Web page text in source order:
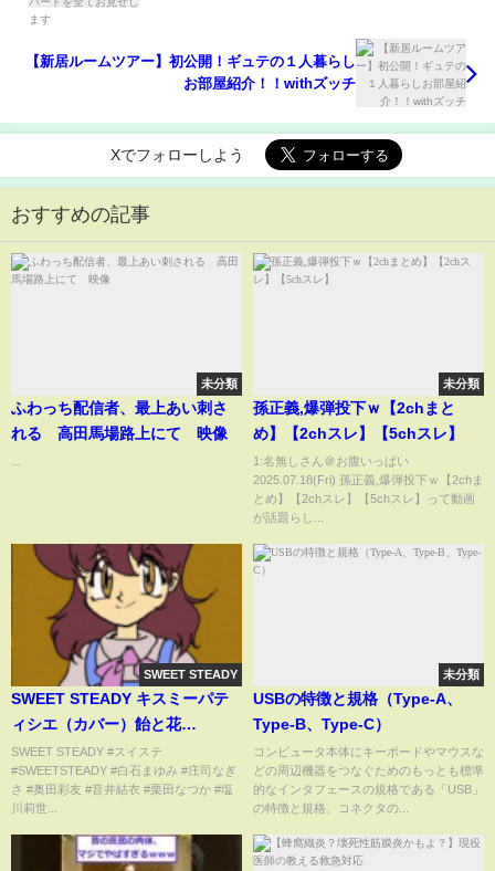
【新居ルームツアー】初公開！ギュテの１人暮らし
お部屋紹介！！withズッチ
Xでフォローしよう
おすすめの記事
未分類
ふわっち配信者、最上あい刺さ
れる 高田馬場路上にて 映像
未分類
孫正義,爆弾投下ｗ【2chまと
め】【2chスレ】【5chスレ】
1:名無しさん＠お腹いっぱい
2025.07.18(Fri) 孫正義,爆弾投下ｗ【2chま
とめ】【2chスレ】【5chスレ】って動画
が話題らし...
SWEET STEADY
SWEET STEADY キスミーパテ
ィシエ（カバー）飴と花
2024.8.17
SWEET STEADY #スイステ
#SWEETSTEADY #白石まゆみ #庄司なぎ
さ #奥田彩友 #音井結衣 #栗田なつか #塩
川莉世...
未分類
USBの特徴と規格（Type-A、
Type-B、Type-C）
コンピュータ本体にキーボードやマウスな
どの周辺機器をつなぐためのもっとも標準
的なインタフェースの規格である「USB」
の特徴と規格、コネクタの...